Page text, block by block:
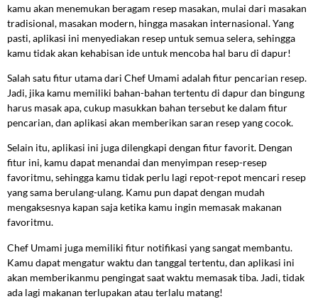
kamu akan menemukan beragam resep masakan, mulai dari masakan
tradisional, masakan modern, hingga masakan internasional. Yang
pasti, aplikasi ini menyediakan resep untuk semua selera, sehingga
kamu tidak akan kehabisan ide untuk mencoba hal baru di dapur!
Salah satu fitur utama dari Chef Umami adalah fitur pencarian resep.
Jadi, jika kamu memiliki bahan-bahan tertentu di dapur dan bingung
harus masak apa, cukup masukkan bahan tersebut ke dalam fitur
pencarian, dan aplikasi akan memberikan saran resep yang cocok.
Selain itu, aplikasi ini juga dilengkapi dengan fitur favorit. Dengan
fitur ini, kamu dapat menandai dan menyimpan resep-resep
favoritmu, sehingga kamu tidak perlu lagi repot-repot mencari resep
yang sama berulang-ulang. Kamu pun dapat dengan mudah
mengaksesnya kapan saja ketika kamu ingin memasak makanan
favoritmu.
Chef Umami juga memiliki fitur notifikasi yang sangat membantu.
Kamu dapat mengatur waktu dan tanggal tertentu, dan aplikasi ini
akan memberikanmu pengingat saat waktu memasak tiba. Jadi, tidak
ada lagi makanan terlupakan atau terlalu matang!